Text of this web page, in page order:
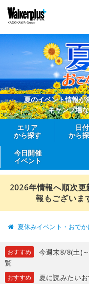
夏のイベント情報が
キャンプ場
エリア
から探す
日付
から
今日開催
イベント
2026年情報へ順次
報もございま
夏休みイベント・おで
おすすめ
今週末8/8(土)
覧
おすすめ 夏に読みたい